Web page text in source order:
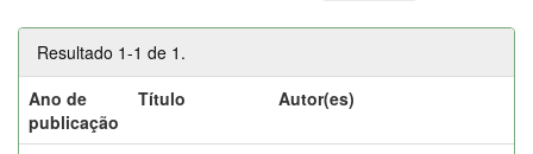
Resultado 1-1 de 1.
Ano de
publicação
Título Autor(es)